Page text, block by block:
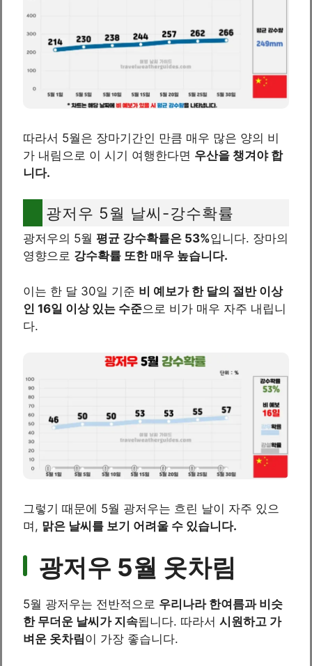
따라서 5월은 장마기간인 만큼 매우 많은 양의 비
가 내림으로 이 시기 여행한다면 우산을 챙겨야 합
니다.
광저우 5월 날씨-강수확률
광저우의 5월 평균 강수확률은 53%입니다. 장마의
영향으로 강수확률 또한 매우 높습니다.
이는 한 달 30일 기준 비 예보가 한 달의 절반 이상
인 16일 이상 있는 수준으로 비가 매우 자주 내립니
다.
그렇기 때문에 5월 광저우는 흐린 날이 자주 있으
며, 맑은 날씨를 보기 어려울 수 있습니다.
광저우 5월 옷차림
5월 광저우는 전반적으로 우리나라 한여름과 비슷
한 무더운 날씨가 지속됩니다. 따라서 시원하고 가
벼운 옷차림이 가장 좋습니다.